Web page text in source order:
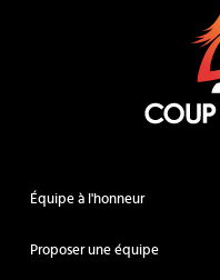
Équipe à l'honneur
Proposer une équipe